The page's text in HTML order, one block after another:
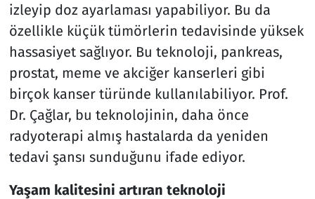
izleyip doz ayarlaması yapabiliyor. Bu da
özellikle küçük tümörlerin tedavisinde yüksek
hassasiyet sağlıyor. Bu teknoloji, pankreas,
prostat, meme ve akciğer kanserleri gibi
birçok kanser türünde kullanılabiliyor. Prof.
Dr. Çağlar, bu teknolojinin, daha önce
radyoterapi almış hastalarda da yeniden
tedavi şansı sunduğunu ifade ediyor.
Yaşam kalitesini artıran teknoloji